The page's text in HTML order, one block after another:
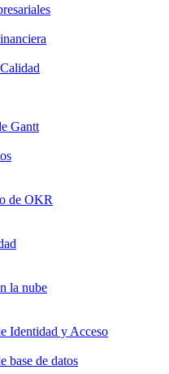
Gantt
de OKR
la nube
Identidad y Acceso
base de datos